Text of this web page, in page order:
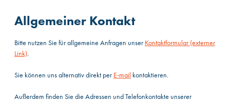
Allgemeiner Kontakt
Bitte nutzen Sie für allgemeine Anfragen unser Kontaktformular (externer
Link).
Sie können uns alternativ direkt per E-mail kontaktieren.
Außerdem finden Sie die Adressen und Telefonkontakte unserer